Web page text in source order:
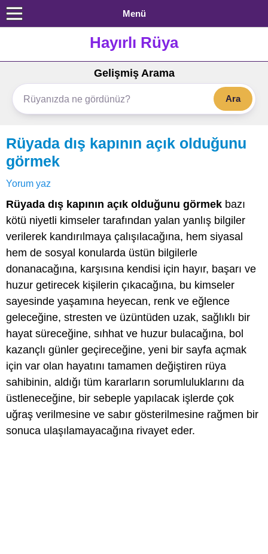
Menü
Hayırlı Rüya
Gelişmiş Arama
Ara
Rüyada dış kapının açık olduğunu
görmek
Yorum yaz
Rüyada dış kapının açık olduğunu görmek bazı
kötü niyetli kimseler tarafından yalan yanlış bilgiler
verilerek kandırılmaya çalışılacağına, hem siyasal
hem de sosyal konularda üstün bilgilerle
donanacağına, karşısına kendisi için hayır, başarı ve
huzur getirecek kişilerin çıkacağına, bu kimseler
sayesinde yaşamına heyecan, renk ve eğlence
geleceğine, stresten ve üzüntüden uzak, sağlıklı bir
hayat süreceğine, sıhhat ve huzur bulacağına, bol
kazançlı günler geçireceğine, yeni bir sayfa açmak
için var olan hayatını tamamen değiştiren rüya
sahibinin, aldığı tüm kararların sorumluluklarını da
üstleneceğine, bir sebeple yapılacak işlerde çok
uğraş verilmesine ve sabır gösterilmesine rağmen bir
sonuca ulaşılamayacağına rivayet eder.